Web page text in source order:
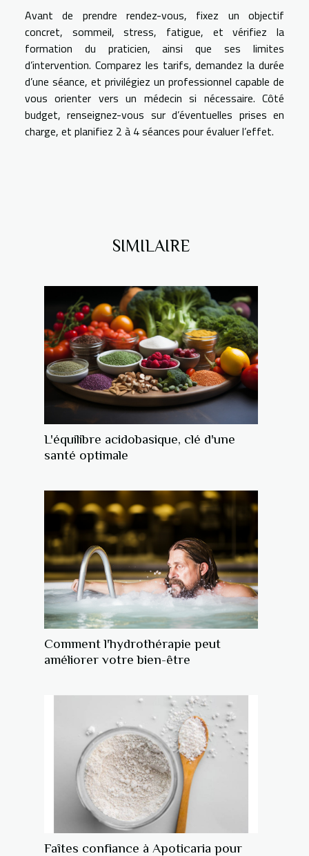
Avant de prendre rendez-vous, fixez un objectif
concret, sommeil, stress, fatigue, et vérifiez la
formation du praticien, ainsi que ses limites
d’intervention. Comparez les tarifs, demandez la durée
d’une séance, et privilégiez un professionnel capable de
vous orienter vers un médecin si nécessaire. Côté
budget, renseignez-vous sur d’éventuelles prises en
charge, et planifiez 2 à 4 séances pour évaluer l’effet.
SIMILAIRE
L'équilibre acidobasique, clé d'une
santé optimale
Comment l'hydrothérapie peut
améliorer votre bien-être
Faîtes confiance à Apoticaria pour